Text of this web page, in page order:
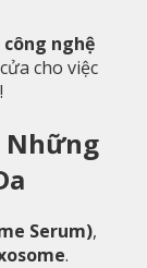
công nghệ
cho việc
Những
Serum),
.